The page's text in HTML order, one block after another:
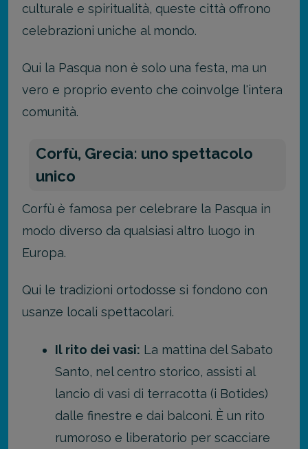
culturale e spiritualità, queste città offrono
celebrazioni uniche al mondo.
Qui la Pasqua non è solo una festa, ma un
vero e proprio evento che coinvolge l'intera
comunità.
Corfù, Grecia: uno spettacolo
unico
Corfù è famosa per celebrare la Pasqua in
modo diverso da qualsiasi altro luogo in
Europa.
Qui le tradizioni ortodosse si fondono con
usanze locali spettacolari.
Il rito dei vasi: La mattina del Sabato
Santo, nel centro storico, assisti al
lancio di vasi di terracotta (i Botides)
dalle finestre e dai balconi. È un rito
rumoroso e liberatorio per scacciare